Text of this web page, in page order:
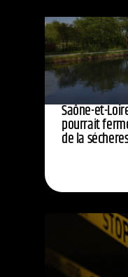
Saône-et-
pourrait
de la